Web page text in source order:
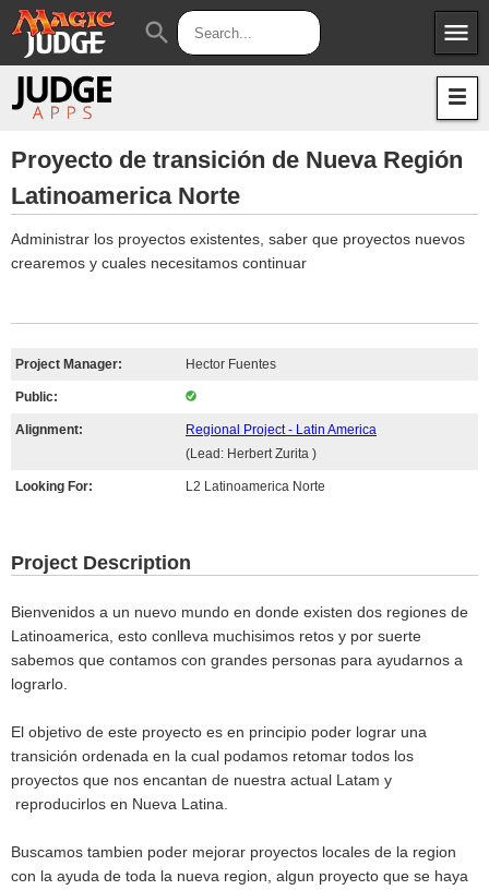
menu
Apps
Judges
JAR
search
Proyecto de transición de Nueva Región
Latinoamerica Norte
Administrar los proyectos existentes, saber que proyectos nuevos
crearemos y cuales necesitamos continuar
Project Manager: Hector Fuentes
Public:
Alignment:
Regional Project - Latin America
(Lead: Herbert Zurita )
Looking For: L2 Latinoamerica Norte
Project Description
Bienvenidos a un nuevo mundo en donde existen dos regiones de
Latinoamerica, esto conlleva muchisimos retos y por suerte
sabemos que contamos con grandes personas para ayudarnos a
lograrlo.
El objetivo de este proyecto es en principio poder lograr una
transición ordenada en la cual podamos retomar todos los
proyectos que nos encantan de nuestra actual Latam y
reproducirlos en Nueva Latina.
Buscamos tambien poder mejorar proyectos locales de la region
con la ayuda de toda la nueva region, algun proyecto que se haya